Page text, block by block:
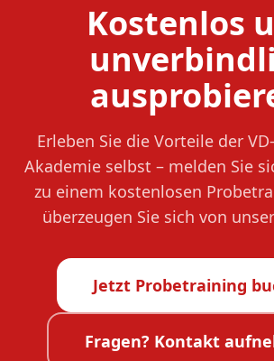
Kostenlos
Erleben Sie die Vorteile der
Akademie selbst – melden Sie
zu einem kostenlosen
überzeugen Sie sich von
Jetzt Probetraining
Fragen? Kontakt